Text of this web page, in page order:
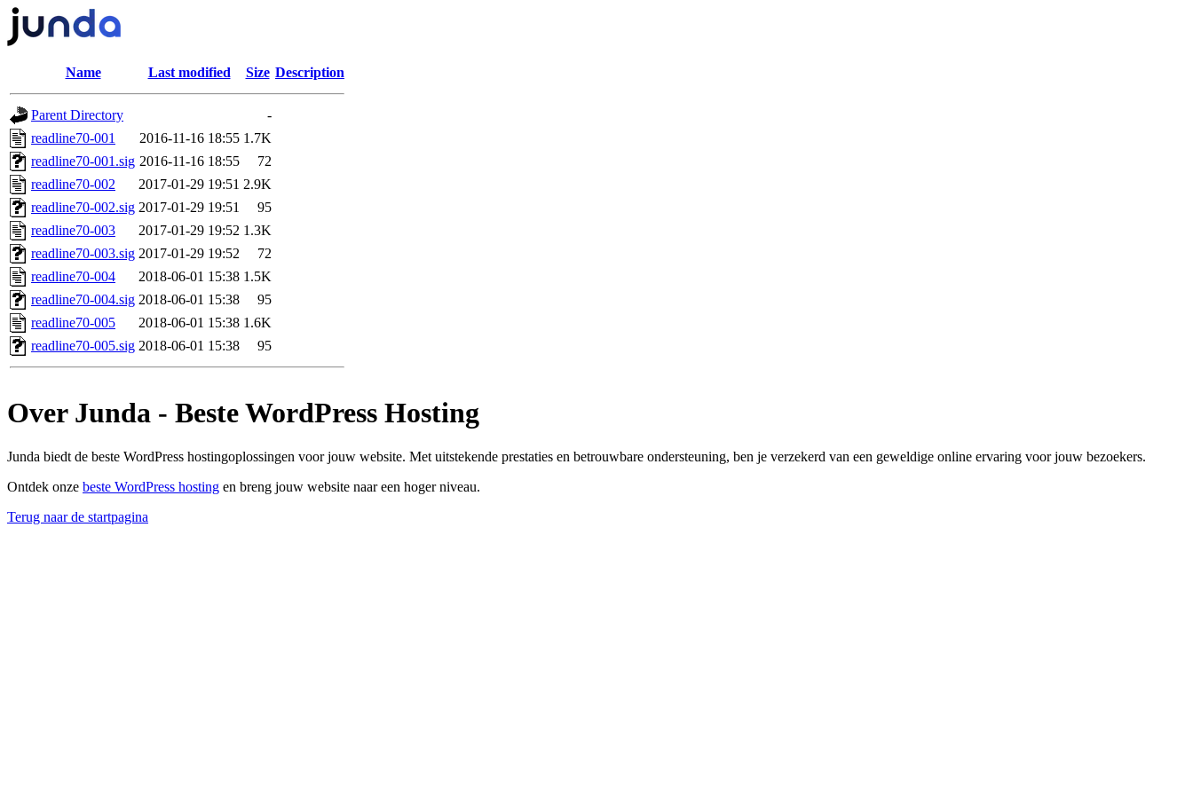
Name Last modified Size Description
Parent Directory
-
readline70-001
2016-11-16 18:55 1.7K
readline70-001.sig 2016-11-16 18:55
72
readline70-002
2017-01-29 19:51 2.9K
readline70-002.sig 2017-01-29 19:51
95
readline70-003
2017-01-29 19:52 1.3K
readline70-003.sig 2017-01-29 19:52
72
readline70-004
2018-06-01 15:38 1.5K
readline70-004.sig 2018-06-01 15:38
95
readline70-005
2018-06-01 15:38 1.6K
readline70-005.sig 2018-06-01 15:38 95
Over Junda - Beste WordPress Hosting
Junda biedt de beste WordPress hostingoplossingen voor jouw website. Met uitstekende prestaties en betrouwbare ondersteuning, ben je verzekerd van een geweldige online ervaring voor jouw bezoekers.
Ontdek onze beste WordPress hosting en breng jouw website naar een hoger niveau.
Terug naar de startpagina